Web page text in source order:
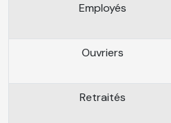
Employés
Ouvriers
Retraités